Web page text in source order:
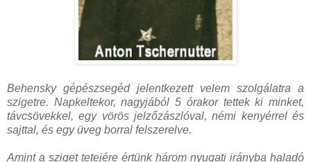
Behensky gépészsegéd jelentkezett velem szolgálatra a
szigetre. Napkeltekor, nagyjából 5 órakor tettek ki minket,
távcsövekkel, egy vörös jelzőzászlóval, némi kenyérrel és
sajttal, és egy üveg borral felszerelve.
Amint a sziget tetejére értünk három nyugati irányba haladó